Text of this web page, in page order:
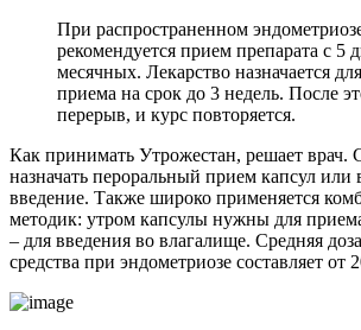
При распространенном
рекомендуется прием препарата с 5
месячных. Лекарство назначается
приема на срок до 3 недель. После
перерыв, и курс повторяется.
Как принимать Утрожестан, решает врач.
назначать пероральный прием капсул или
введение. Также широко применяется
методик: утром капсулы нужны для
– для введения во влагалище. Средняя
средства при эндометриозе составляет от